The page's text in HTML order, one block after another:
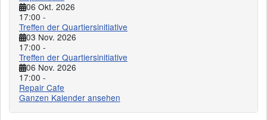
06 Okt. 2026
17:00 -
Treffen der Quartiersinitiative
03 Nov. 2026
17:00 -
Treffen der Quartiersinitiative
06 Nov. 2026
17:00 -
Repair Cafe
Ganzen Kalender ansehen